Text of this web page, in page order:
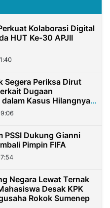
Kolaborasi Digital
HUT Ke-30 APJII
Segera Periksa Dirut
Dugaan
Kasus Hilangnya
Rp2,58 Miliar
PSSI Dukung Gianni
Pimpin FIFA
Negara Lewat Ternak
Desak KPK
Rokok Sumenep